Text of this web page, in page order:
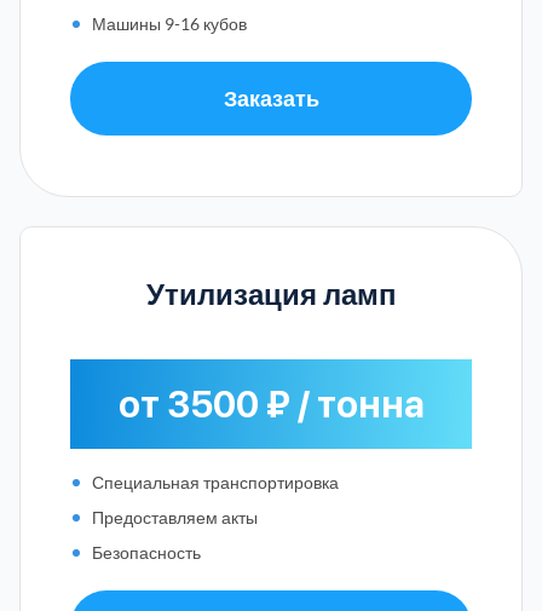
Машины 9-16 кубов
Заказать
Утилизация ламп
от 3500 ₽ / тонна
Специальная транспортировка
Предоставляем акты
Безопасность